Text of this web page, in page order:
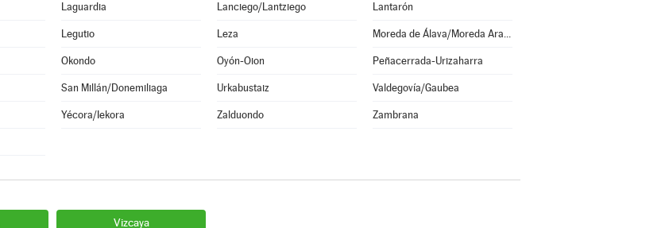
Laguardia Lanciego/Lantziego Lantarón
Legutio Leza Moreda de Álava/Moreda Araba
Okondo Oyón-Oion Peñacerrada-Urizaharra
San Millán/Donemiliaga Urkabustaiz Valdegovía/Gaubea
Yécora/Iekora Zalduondo Zambrana
Vizcaya